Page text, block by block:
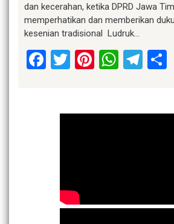
dan kecerahan, ketika DPRD Jawa
memperhatikan dan memberikan
kesenian tradisional Ludruk…
Facebook
Twitter
Pinterest